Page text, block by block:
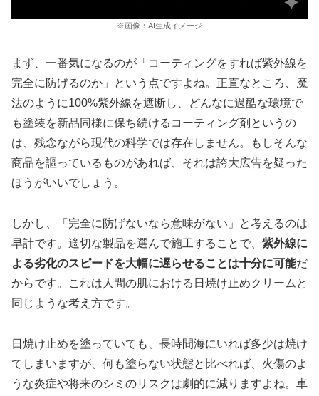
※画像：AI生成イメージ
まず、一番気になるのが「コーティングをすれば紫外線を
完全に防げるのか」という点ですよね。正直なところ、魔
法のように100%紫外線を遮断し、どんなに過酷な環境で
も塗装を新品同様に保ち続けるコーティング剤というの
は、残念ながら現代の科学では存在しません。もしそんな
商品を謳っているものがあれば、それは誇大広告を疑った
ほうがいいでしょう。
しかし、「完全に防げないなら意味がない」と考えるのは
早計です。適切な製品を選んで施工することで、 紫外線に
よる劣化のスピードを大幅に遅らせることは十分に可能だ
からです。これは人間の肌における日焼け止めクリームと
同じような考え方です。
日焼け止めを塗っていても、長時間海にいれば多少は焼け
てしまいますが、何も塗らない状態と比べれば、火傷のよ
うな炎症や将来のシミのリスクは劇的に減りますよね。車